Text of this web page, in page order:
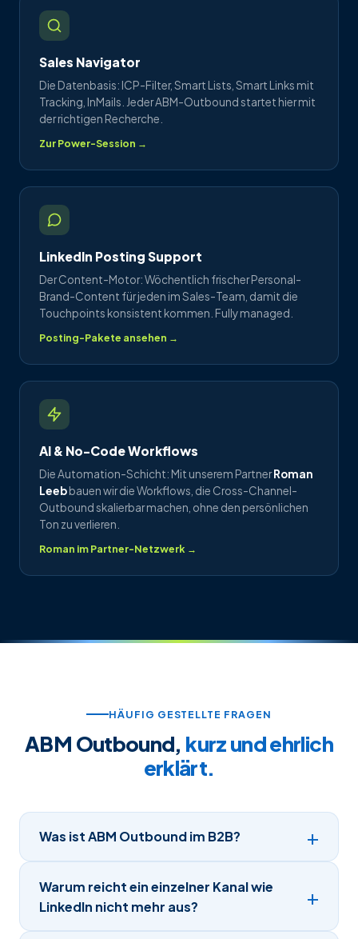
Sales Navigator
Die Datenbasis: ICP-Filter, Smart Lists, Smart Links mit
Tracking, InMails. Jeder ABM-Outbound startet hier mit
der richtigen Recherche.
Zur Power-Session →
LinkedIn Posting Support
Der Content-Motor: Wöchentlich frischer Personal-
Brand-Content für jeden im Sales-Team, damit die
Touchpoints konsistent kommen. Fully managed.
Posting-Pakete ansehen →
AI & No-Code Workflows
Die Automation-Schicht: Mit unserem PartnerRoman
Leebbauen wir die Workflows, die Cross-Channel-
Outbound skalierbar machen, ohne den persönlichen
Ton zu verlieren.
Roman im Partner-Netzwerk →
HÄUFIG GESTELLTE FRAGEN
ABM Outbound, kurz und ehrlich
erklärt.
Was ist ABM Outbound im B2B?
Warum reicht ein einzelner Kanal wie
LinkedIn nicht mehr aus?